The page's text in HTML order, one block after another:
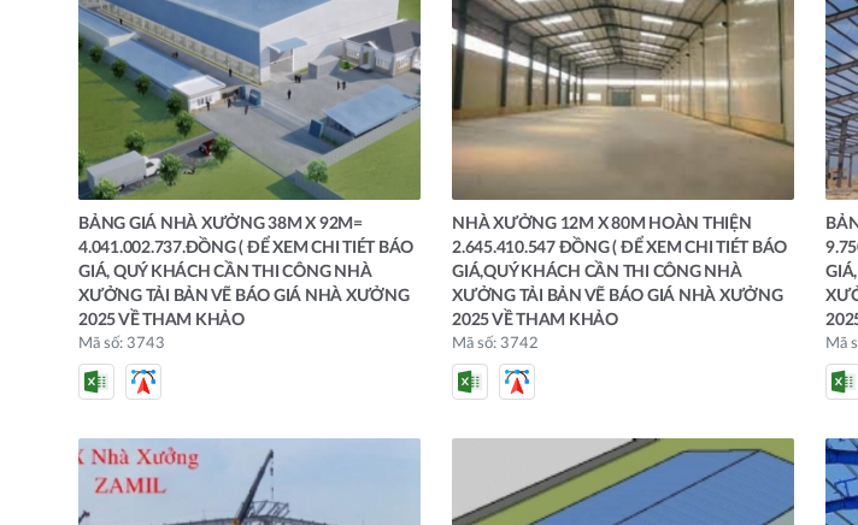
BẢNG GIÁ NHÀ XƯỞNG 38M X 92M=
4.041.002.737.ĐỒNG ( ĐỂ XEM CHI TIÉT BÁO
GIÁ, QUÝ KHÁCH CẦN THI CÔNG NHÀ
XƯỞNG TẢI BẢN VẼ BÁO GIÁ NHÀ XƯỞNG
2025 VỀ THAM KHẢO
Mã số: 3743
NHÀ XƯỞNG 12M X 80M HOÀN THIỆN
2.645.410.547 ĐỒNG ( ĐỂ XEM CHI TIÉT BÁO
GIÁ,QUÝ KHÁCH CẦN THI CÔNG NHÀ
XƯỞNG TẢI BẢN VẼ BÁO GIÁ NHÀ XƯỞNG
2025 VỀ THAM KHẢO
Mã số: 3742 Mã